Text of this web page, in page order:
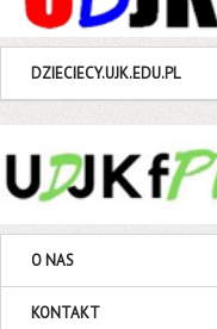
DZIECIECY.UJK.EDU.PL
O NAS
KONTAKT